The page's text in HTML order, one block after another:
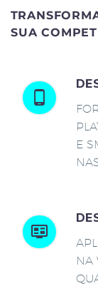
SUA
E
NA